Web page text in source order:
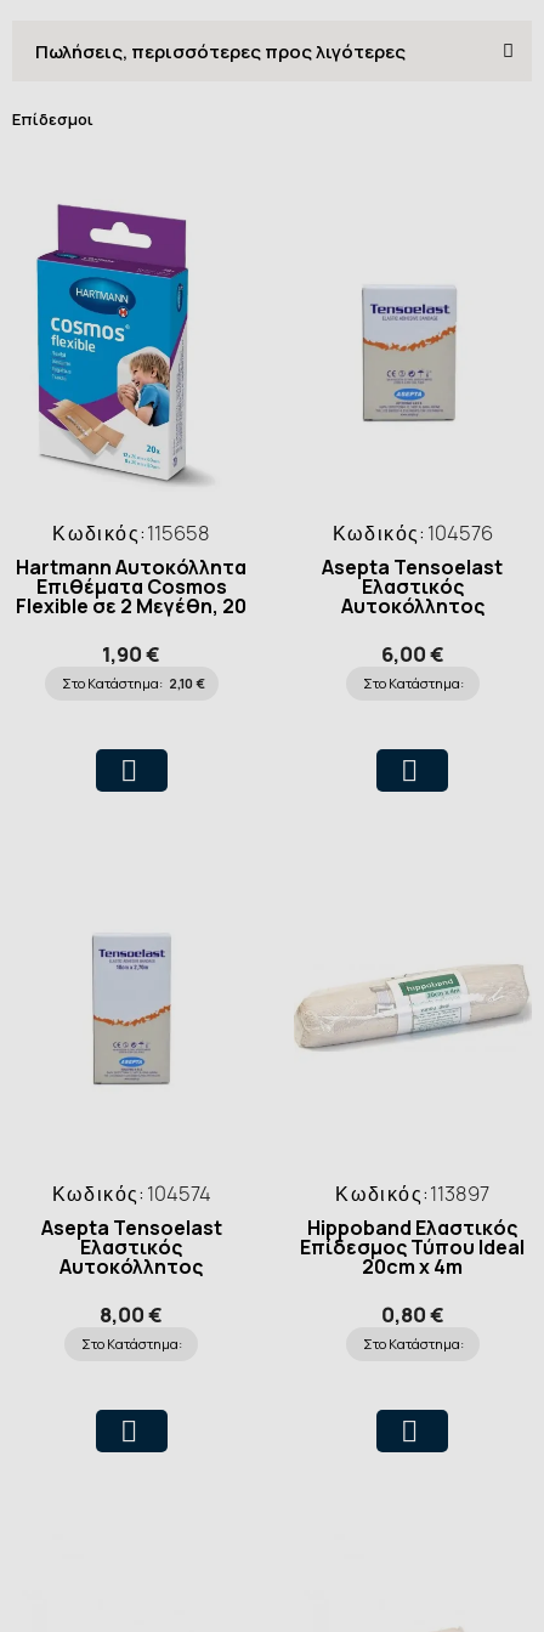
Επίδεσμοι
Κωδικός:115658
Hartmann Αυτοκόλλητα
Επιθέματα Cosmos
Flexible σε 2 Μεγέθη, 20
τεμάχια
1,90 €
Στο Κατάστημα: 2,10 €
Κωδικός: 104576
Asepta Tensoelast
Ελαστικός
Αυτοκόλλητος
6,00 €
Στο Κατάστημα:
Κωδικός: 104574
Asepta Tensoelast
Ελαστικός
Αυτοκόλλητος
8,00 €
Στο Κατάστημα:
Κωδικός:113897
Hippoband Ελαστικός
Επίδεσμος Τύπου Ideal
20cm x 4m
0,80 €
Στο Κατάστημα: